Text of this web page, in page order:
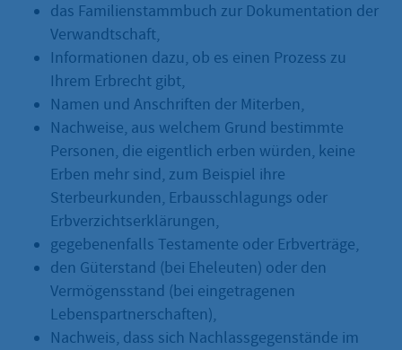
das Familienstammbuch zur Dokumentation der
Verwandtschaft,
Informationen dazu, ob es einen Prozess zu
Ihrem Erbrecht gibt,
Namen und Anschriften der Miterben,
Nachweise, aus welchem Grund bestimmte
Personen, die eigentlich erben würden, keine
Erben mehr sind, zum Beispiel ihre
Sterbeurkunden, Erbausschlagungs oder
Erbverzichtserklärungen,
gegebenenfalls Testamente oder Erbverträge,
den Güterstand (bei Eheleuten) oder den
Vermögensstand (bei eingetragenen
Lebenspartnerschaften),
Nachweis, dass sich Nachlassgegenstände im